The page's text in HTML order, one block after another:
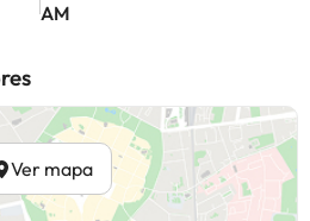
AM
Ver mapa